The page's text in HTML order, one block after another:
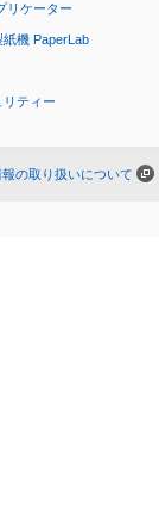
リケーター
機 PaperLab
ティー
の取り扱いについて